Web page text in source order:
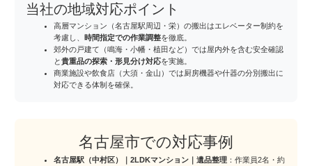
当社の地域対応ポイント
高層マンション（名古屋駅周辺・栄）の搬出はエレベーター制約を
考慮し、 時間指定での作業調整を徹底。
郊外の戸建て（鳴海・小幡・植田など）では屋内外を含む安全確認
と貴重品の探索・形見分け対応を実施。
商業施設や飲食店（大須・金山）では厨房機器や什器の分別搬出に
対応できる体制を確保。
名古屋市での対応事例
名古屋駅（中村区）｜2LDKマンション｜遺品整理 ：作業員2名・約